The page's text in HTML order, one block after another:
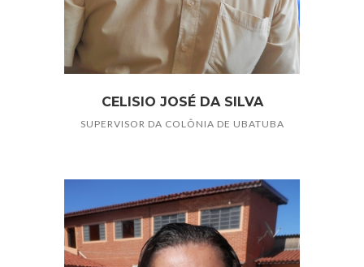
CELISIO JOSÉ DA SILVA
SUPERVISOR DA COLÔNIA DE UBATUBA